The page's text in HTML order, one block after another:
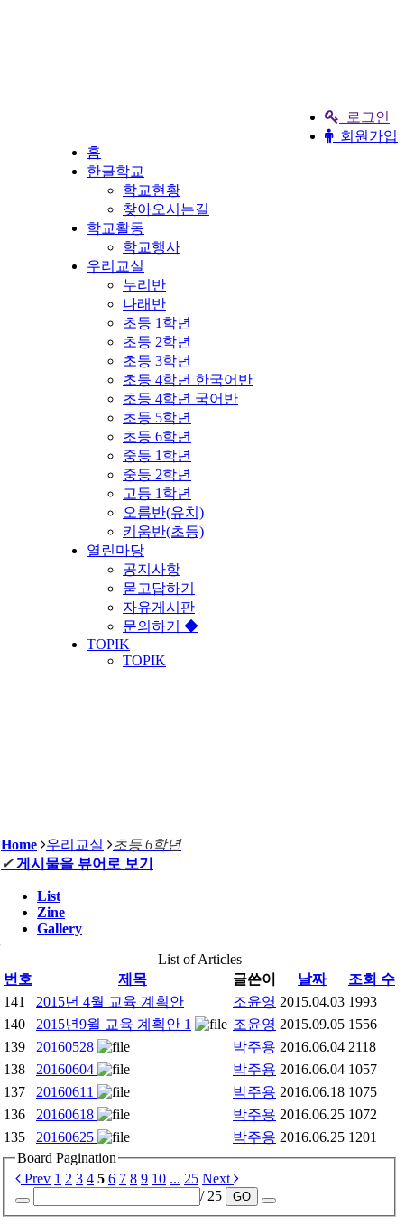
로그인
회원가입
홈
한글학교
학교현황
찾아오시는길
학교활동
학교행사
우리교실
누리반
나래반
초등 1학년
초등 2학년
초등 3학년
초등 4학년 한국어반
초등 4학년 국어반
초등 5학년
초등 6학년
중등 1학년
중등 2학년
고등 1학년
오름반(유치)
키움반(초등)
열린마당
공지사항
묻고답하기
자유게시판
문의하기 ◆
TOPIK
TOPIK
Home 우리교실
초등 6학년
✔ 게시물을 뷰어로 보기
List
Zine
Gallery
List of Articles
번호
제목 글쓴이 날짜
조회 수
141
2015년 4월 교육 계획안 조윤영 2015.04.03 1993
140
2015년9월 교육 계획안 1 조윤영 2015.09.05 1556
139
20160528 박주용 2016.06.04 2118
138
20160604 박주용 2016.06.04 1057
137
20160611 박주용 2016.06.18 1075
136
20160618 박주용 2016.06.25 1072
135
20160625 박주용 2016.06.25 1201
Board Pagination
Prev 1 2 3 4 5 6 7 8 9 10 ... 25 Next
/ 25
GO